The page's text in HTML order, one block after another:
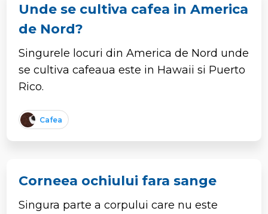
Unde se cultiva cafea in America
de Nord?
Singurele locuri din America de Nord unde
se cultiva cafeaua este in Hawaii si Puerto
Rico.
Cafea
Corneea ochiului fara sange
Singura parte a corpului care nu este